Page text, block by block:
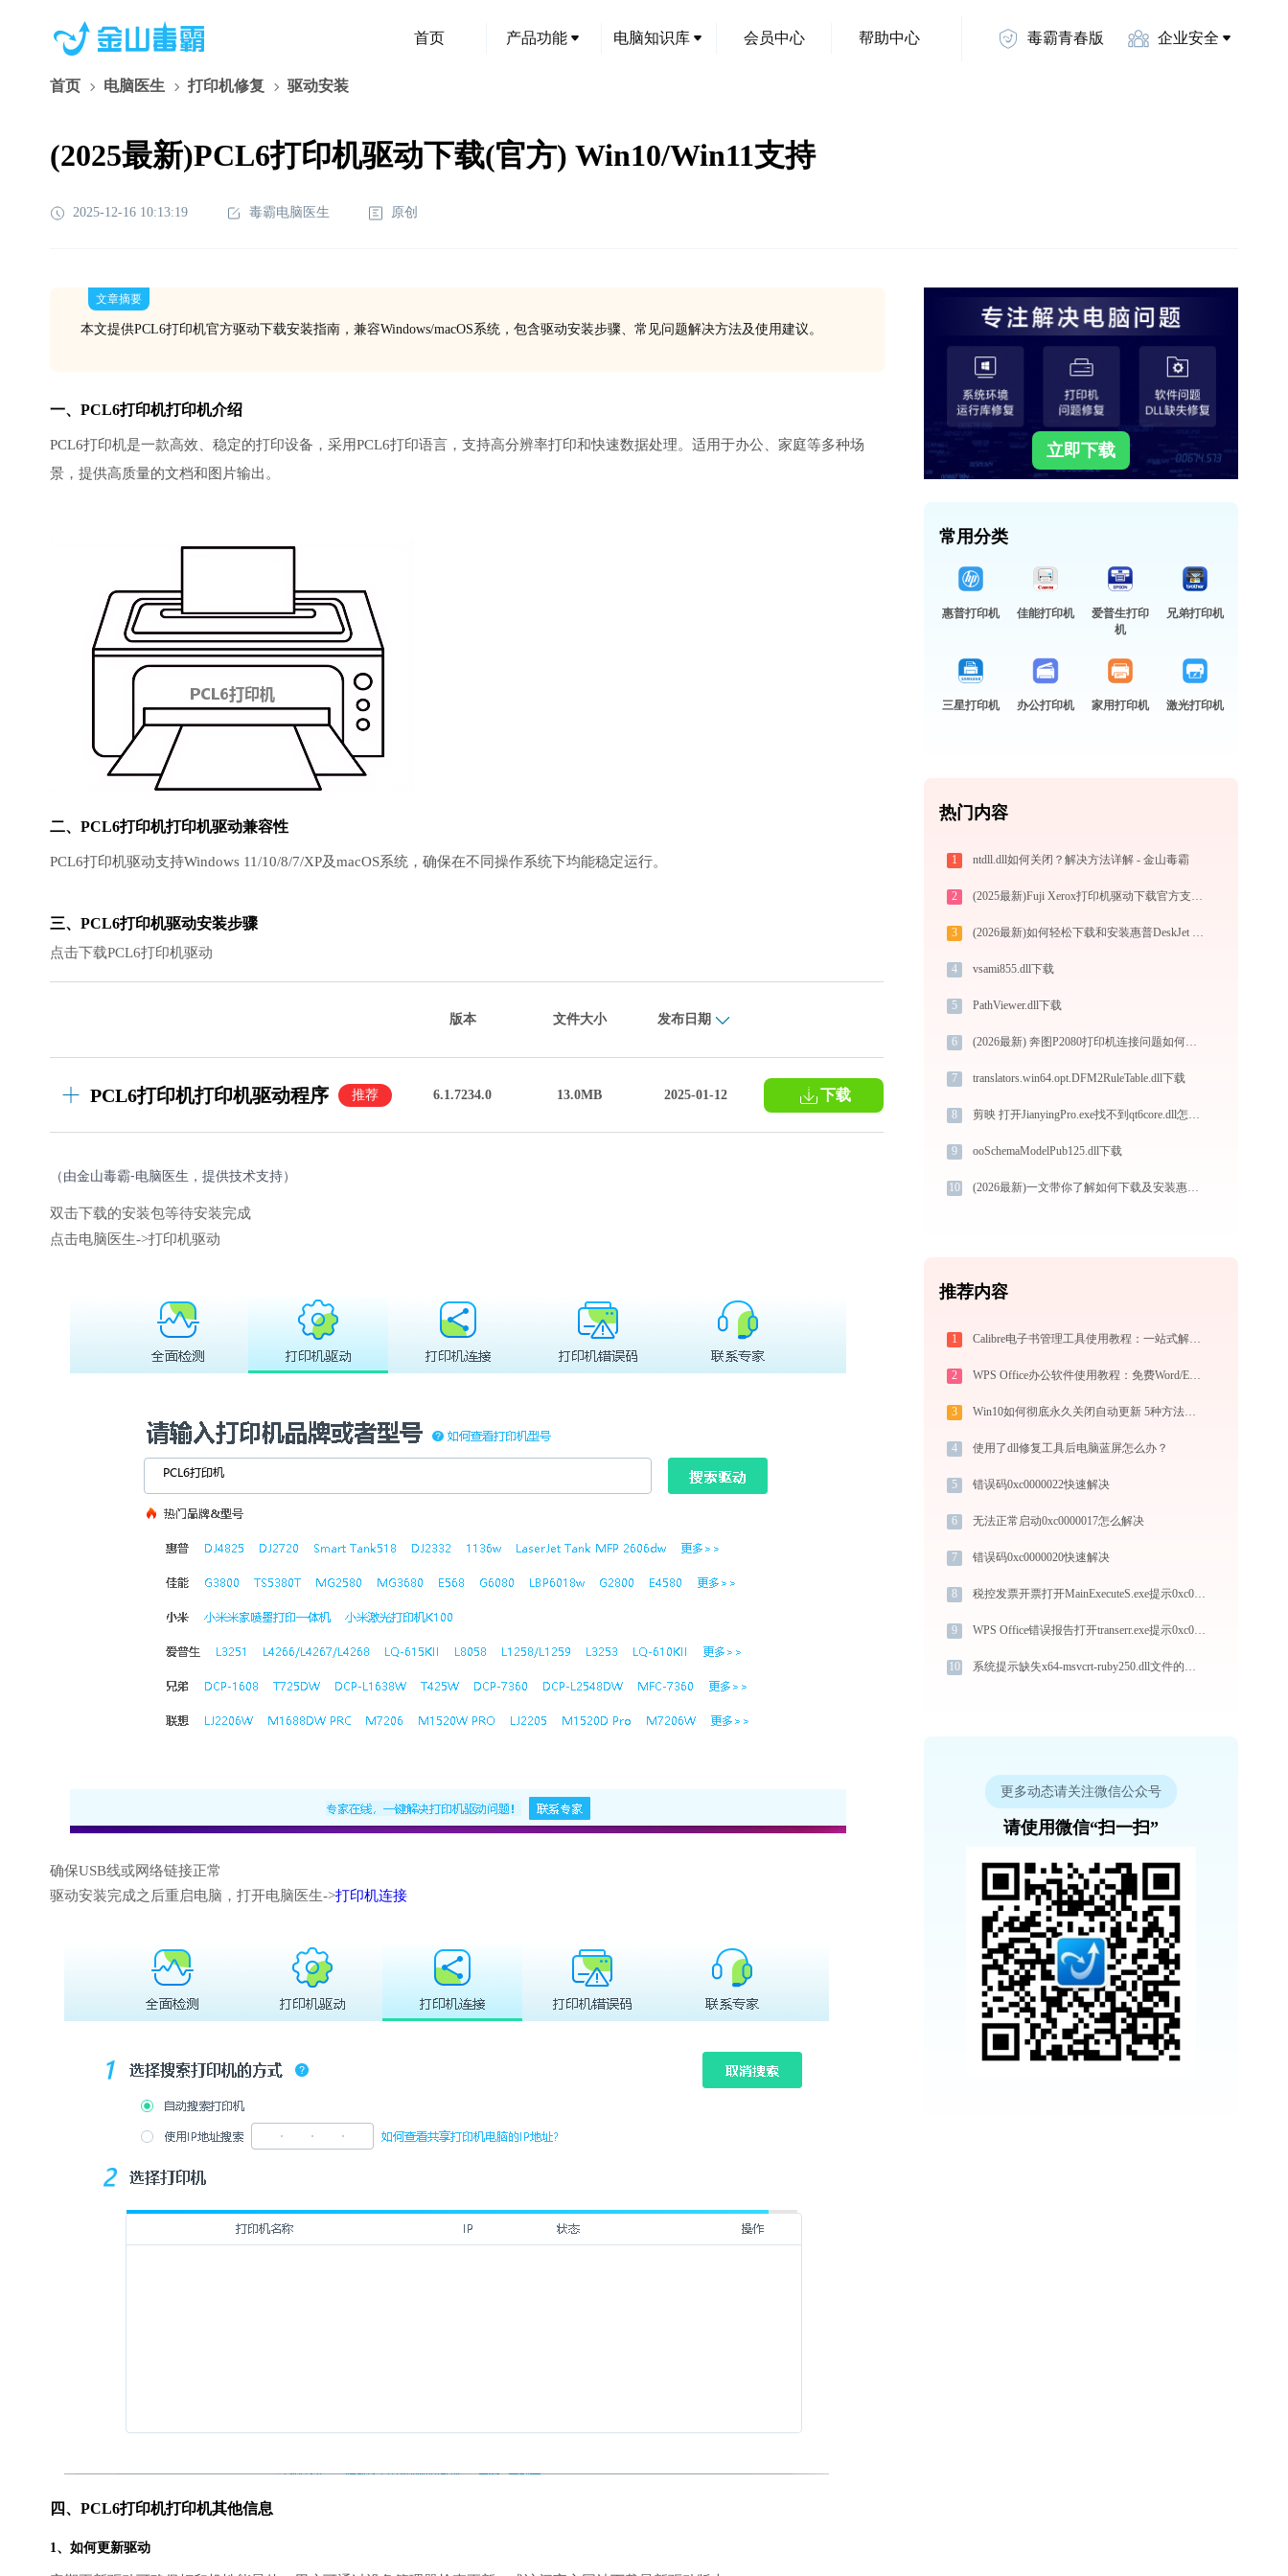
首页 产品功能 电脑知识库 会员中心 帮助中心 毒霸青春版 企业安全
首页 电脑医生 打印机修复 驱动安装
(2025最新)PCL6打印机驱动下载(官方) Win10/Win11支持
2025-12-16 10:13:19 毒霸电脑医生 原创
文章摘要
本文提供PCL6打印机官方驱动下载安装指南，兼容Windows/macOS系统，包含驱动安装步骤、常见问题解决方法及使用建议。
一、PCL6打印机打印机介绍
PCL6打印机是一款高效、稳定的打印设备，采用PCL6打印语言，支持高分辨率打印和快速数据处理。适用于办公、家庭等多种场
景，提供高质量的文档和图片输出。
二、PCL6打印机打印机驱动兼容性
PCL6打印机驱动支持Windows 11/10/8/7/XP及macOS系统，确保在不同操作系统下均能稳定运行。
三、PCL6打印机驱动安装步骤
点击下载PCL6打印机驱动
版本 文件大小 发布日期
PCL6打印机打印机驱动程序 推荐 6.1.7234.0 13.0MB 2025-01-12 下载
（由金山毒霸-电脑医生，提供技术支持）
双击下载的安装包等待安装完成
点击电脑医生->打印机驱动
确保USB线或网络链接正常
驱动安装完成之后重启电脑，打开电脑医生->打印机连接
四、PCL6打印机打印机其他信息
1、如何更新驱动
立即下载
常用分类
惠普打印机 佳能打印机
爱普生打印
机
兄弟打印机
三星打印机 办公打印机 家用打印机 激光打印机
热门内容
1 ntdll.dll如何关闭？解决方法详解 - 金山毒霸
2 (2025最新)Fuji Xerox打印机驱动下载官方支持Win10/Win11
3 (2026最新)如何轻松下载和安装惠普DeskJet 4729打印机驱动？跟着这篇指南走
4 vsami855.dll下载
5 PathViewer.dll下载
6 (2026最新) 奔图P2080打印机连接问题如何解决？-金山毒霸
7 translators.win64.opt.DFM2RuleTable.dll下载
8 剪映 打开JianyingPro.exe找不到qt6core.dll怎么办
9 ooSchemaModelPub125.dll下载
10 (2026最新)一文带你了解如何下载及安装惠普108a打印机驱动
推荐内容
1 Calibre电子书管理工具使用教程：一站式解决电子书格式转换、元数据管理与设备同步
2 WPS Office办公软件使用教程：免费Word/Excel/PPT/PDF一站式高效办公套件
3 Win10如何彻底永久关闭自动更新 5种方法教你永久关闭win10自动更新
4 使用了dll修复工具后电脑蓝屏怎么办？
5 错误码0xc0000022快速解决
6 无法正常启动0xc0000017怎么解决
7 错误码0xc0000020快速解决
8 税控发票开票打开MainExecuteS.exe提示0xc000000d错误码怎么办
9 WPS Office错误报告打开transerr.exe提示0xc000000d错误码怎么办
10 系统提示缺失x64-msvcrt-ruby250.dll文件的解决方法
更多动态请关注微信公众号
请使用微信“扫一扫”